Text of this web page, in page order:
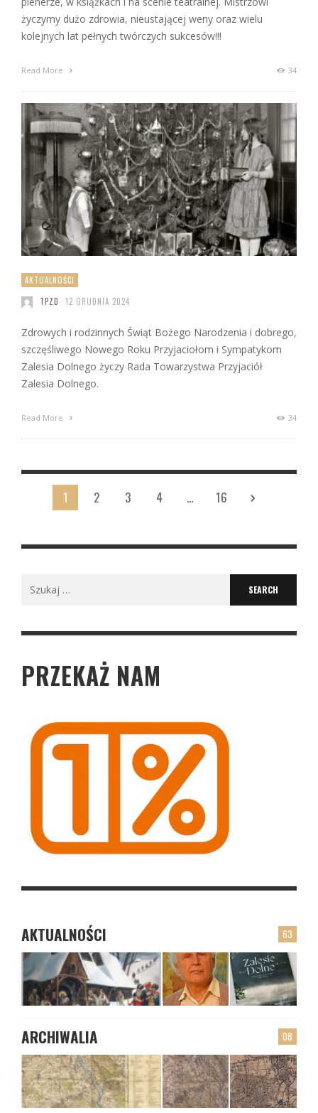
życzymy dużo zdrowia, nieustającej weny oraz wielu
kolejnych lat pełnych twórczych sukcesów!!!
Read More 34
AKTUALNOŚCI
TPZD
12 GRUDNIA 2024
Zdrowych i rodzinnych Świąt Bożego Narodzenia i dobrego,
szczęśliwego Nowego Roku Przyjaciołom i Sympatykom
Zalesia Dolnego życzy Rada Towarzystwa Przyjaciół
Zalesia Dolnego.
Read More 34
1 2 3 4 … 16
PRZEKAŻ NAM
63
AKTUALNOŚCI
08
ARCHIWALIA